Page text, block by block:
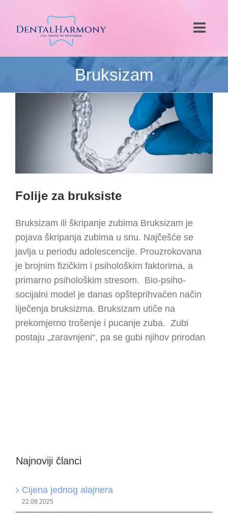
content
Bruksizam
Folije za bruksiste
Folije za bruksiste
Bruksizam ili škripanje zubima Bruksizam je
pojava škripanja zubima u snu. Najčešće se
javlja u periodu adolescencije. Prouzrokovana
je brojnim fizičkim i psihološkim faktorima, a
primarno psihološkim stresom. Bio-psiho-
socijalni model je danas opšteprihvaćen način
liječenja bruksizma. Bruksizam utiče na
prekomjerno trošenje i pucanje zuba. Zubi
postaju „zaravnjeni“, pa se gubi njihov prirodan
Najnoviji članci
Cijena jednog alajnera
22.09.2025